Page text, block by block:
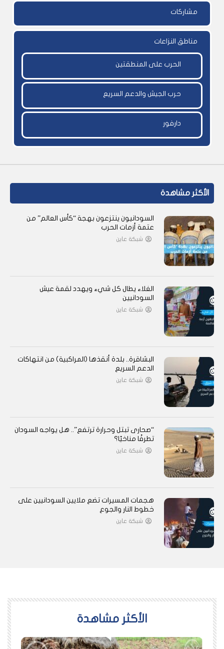
مشاركات
مناطق النزاعات
الحرب على المنطقتين
حرب الجيش والدعم السريع
دارفور
الأكثر مشاهدة
السودانيون ينتزعون بهجة “كأس العالم” من
عتمة أزمات الحرب
شبكة عاين
الغلاء يطال كل شيء ويهدد لقمة عيش
السودانيين
شبكة عاين
البشاقرة.. بلدة أنقذها (المراكبية) من انتهاكات
الدعم السريع
شبكة عاين
“صحارى تبتل وحرارة ترتفع”.. هل يواجه السودان
تطرفًا مناخيًا؟
شبكة عاين
هجمات المسيرات تضع ملايين السودانيين على
خطوط النار والجوع
شبكة عاين
اﻷكثر مشاهدة